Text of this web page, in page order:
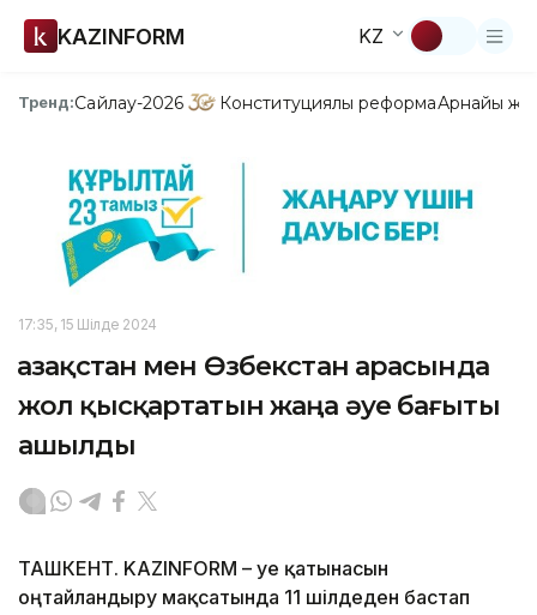
KAZINFORM KZ
Тренд:Сайлау-2026 Конституциялық реформаАрнайы
17:35, 15 Шілде 2024
Қазақстан мен Өзбекстан арасында
жол қысқартатын жаңа әуе бағыты
ашылды
ТАШКЕНТ. KAZINFORM – Әуе қатынасын
оңтайландыру мақсатында 11 шілдеден бастап